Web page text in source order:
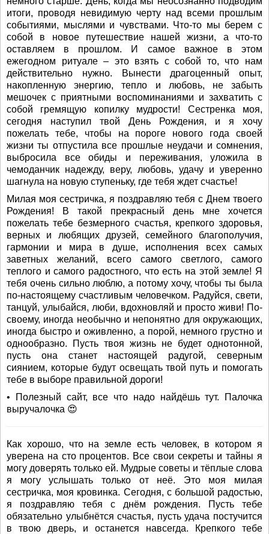
итоги, проводя невидимую черту над всеми прошлым
событиями, мыслями и чувствами. Что-то мы берем с
собой в новое путешествие нашей жизни, а что-то
оставляем в прошлом. И самое важное в этом
ежегодном ритуале – это взять с собой то, что нам
действительно нужно. Вынести драгоценный опыт,
накопленную энергию, тепло и любовь, не забыть
мешочек с приятными воспоминаниями и захватить с
собой гремящую копилку мудрости! Сестренка моя,
сегодня наступил твой День Рождения, и я хочу
пожелать тебе, чтобы на пороге нового года своей
жизни ты отпустила все прошлые неудачи и сомнения,
выбросила все обиды и переживания, уложила в
чемоданчик надежду, веру, любовь, удачу и уверенно
шагнула на новую ступеньку, где тебя ждет счастье!
Милая моя сестричка, я поздравляю тебя с Днем твоего
Рождения! В такой прекрасный день мне хочется
пожелать тебе безмерного счастья, крепкого здоровья,
верных и любящих друзей, семейного благополучия,
гармонии и мира в душе, исполнения всех самых
заветных желаний, всего самого светлого, самого
теплого и самого радостного, что есть на этой земле! Я
тебя очень сильно люблю, а потому хочу, чтобы ты была
по-настоящему счастливым человечком. Радуйся, свети,
танцуй, улыбайся, люби, вдохновляй и просто живи! По-
своему, иногда необычно и непонятно для окружающих,
иногда быстро и оживленно, а порой, немного грустно и
однообразно. Пусть твоя жизнь не будет однотонной,
пусть она станет настоящей радугой, северным
сиянием, которые будут освещать твой путь и помогать
тебе в выборе правильной дороги!
• Полезный сайт, все что надо найдёшь тут. Палочка
выручалочка 😍
Как хорошо, что на земле есть человек, в котором я
уверена на сто процентов. Все свои секреты и тайны я
могу доверять только ей. Мудрые советы и тёплые слова
я могу услышать только от неё. Это моя милая
сестричка, моя кровинка. Сегодня, с большой радостью,
я поздравляю тебя с днём рождения. Пусть тебе
обязательно улыбнётся счастья, пусть удача постучится
в твою дверь, и останется навсегда. Крепкого тебе